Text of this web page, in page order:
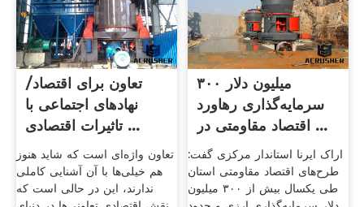
تعاون برای اقتصاد/
نهادهای اجتماعی با
تاثیرات اقتصادی ...
تعاون واژه‌ای است که شاید هنوز
هم خیلی‌ها با آن آشنایی کاملی
ندارند، این در حالی است که
۳۰۰ میلیون دلار
سرمایه‌گذاری رهاورد
اقتصاد مقاومتی در ...
اراک ایرنا استاندار مرکزی گفت:
طرح‌های اقتصاد مقاومتی استان
طی یکسال بیش از ۳۰۰ میلیون